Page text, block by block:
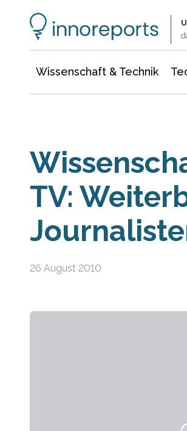
Wissenschaft & Technik
TV:
26 August 2010